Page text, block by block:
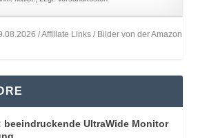
/ Affiliate Links / Bilder von der Amazon
beeindruckende UltraWide Monitor